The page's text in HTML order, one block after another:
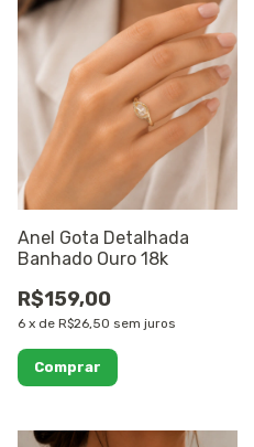
Anel Gota Detalhada
Banhado Ouro 18k
R$159,00
6 x de R$26,50 sem juros
Comprar